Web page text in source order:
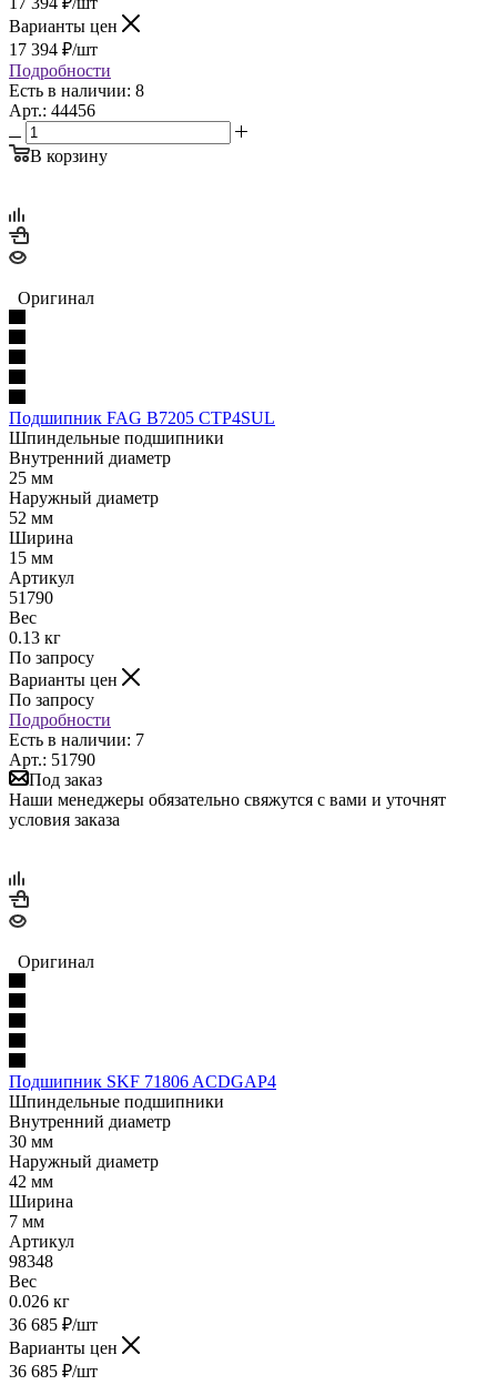
Варианты цен
17 394 ₽/шт
Подробности
Есть в наличии: 8
Арт.: 44456
В корзину
Оригинал
Подшипник FAG B7205 CTP4SUL
Шпиндельные подшипники
Внутренний диаметр
25 мм
Наружный диаметр
52 мм
Ширина
15 мм
Артикул
51790
Вес
0.13 кг
По запросу
Варианты цен
По запросу
Подробности
Есть в наличии: 7
Арт.: 51790
Под заказ
Наши менеджеры обязательно свяжутся с вами и уточнят
условия заказа
Оригинал
Подшипник SKF 71806 ACDGAP4
Шпиндельные подшипники
Внутренний диаметр
30 мм
Наружный диаметр
42 мм
Ширина
7 мм
Артикул
98348
Вес
0.026 кг
36 685 ₽/шт
Варианты цен
36 685 ₽/шт